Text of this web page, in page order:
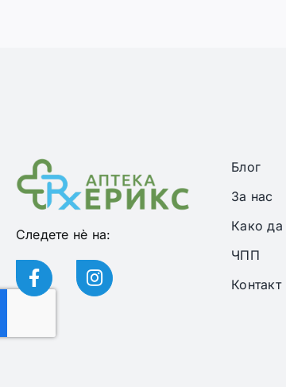
Следете нѐ на:
Блог
За нас
Како
ЧПП
Контакт